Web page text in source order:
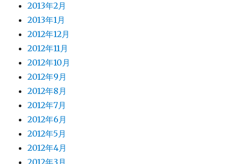
2013年2月
2013年1月
2012年12月
2012年11月
2012年10月
2012年9月
2012年8月
2012年7月
2012年6月
2012年5月
2012年4月